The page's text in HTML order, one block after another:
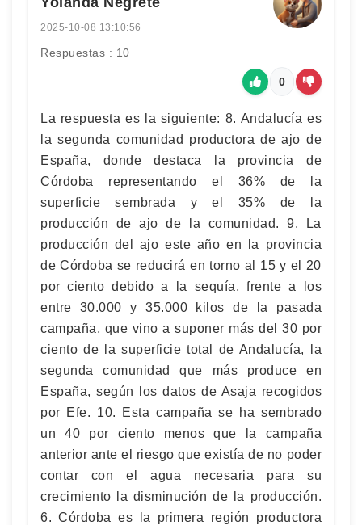
2025-10-08 13:10:56
Respuestas : 10
0
La respuesta es la siguiente: 8. Andalucía es
la segunda comunidad productora de ajo de
España, donde destaca la provincia de
Córdoba representando el 36% de la
superficie sembrada y el 35% de la
producción de ajo de la comunidad. 9. La
producción del ajo este año en la provincia
de Córdoba se reducirá en torno al 15 y el 20
por ciento debido a la sequía, frente a los
entre 30.000 y 35.000 kilos de la pasada
campaña, que vino a suponer más del 30 por
ciento de la superficie total de Andalucía, la
segunda comunidad que más produce en
España, según los datos de Asaja recogidos
por Efe. 10. Esta campaña se ha sembrado
un 40 por ciento menos que la campaña
anterior ante el riesgo que existía de no poder
contar con el agua necesaria para su
crecimiento la disminución de la producción.
6. Córdoba es la primera región productora